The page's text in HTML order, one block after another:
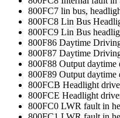
800FC7 lin bus,
800FC8 Lin Bus
800FC9 Lin Bus
800F86 Daytime
800F87 Daytime
800F88 Output
800F89 Output
800FCB Headlight
800FCE Headlight
800FC0 LWR fault in